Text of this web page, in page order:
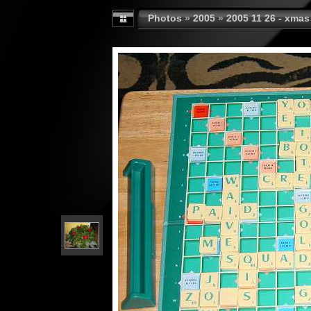
Photos»2005»2005 11 26 -